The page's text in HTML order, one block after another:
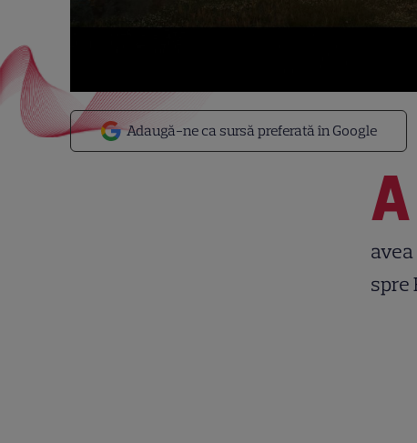
Adaugă-ne ca sursă preferată în Google
A
spre